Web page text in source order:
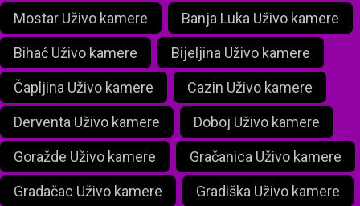
Mostar Uživo kamere Banja Luka Uživo kamere
Bihać Uživo kamere Bijeljina Uživo kamere
Čapljina Uživo kamere Cazin Uživo kamere
Derventa Uživo kamere Doboj Uživo kamere
Goražde Uživo kamere Gračanica Uživo kamere
Gradačac Uživo kamere Gradiška Uživo kamere